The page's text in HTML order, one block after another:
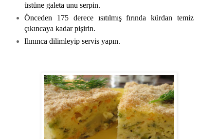
üstüne galeta unu serpin.
Önceden 175 derece ısıtılmış fırında kürdan temiz
çıkıncaya kadar pişirin.
Ilınınca dilimleyip servis yapın.